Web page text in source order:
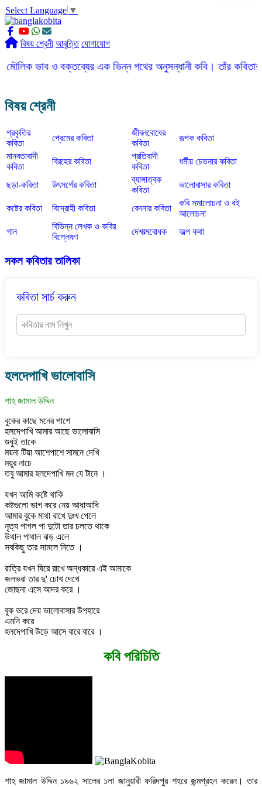
Select Language ▼
বিষয় শ্রেনী আবৃত্তি যোগাযোগ
ভাব ও বক্তব্যের এক ভিন্ন পথের অনুসন্ধানী কবি। তাঁর
বিষয় শ্রেনী
প্রকৃতির
কবিতা
প্রেমের কবিতা
জীবনবোধের
কবিতা
রূপক কবিতা
মানবতাবাদী
কবিতা
বিরহের কবিতা
প্রতিবাদী
কবিতা
ধর্মীয় চেতনার কবিতা
ছড়া-কবিতা উৎসর্গের কবিতা
ব্যাঙ্গাত্বক
কবিতা
ভালোবাসার কবিতা
কষ্টের কবিতা বিদ্রোহী কবিতা বেদনার কবিতা
কবি সমালোচনা ও বই
আলোচনা
গান
বিভিন্ন লেখক ও কবির
বিশ্লেষণ
দেশাত্মবোধক অল্প কথা
সকল কবিতার তালিকা
কবিতা সার্চ করুন
হলদেপাখি ভালোবাসি
শাহ জামাল উদ্দিন
বুকের কাছে মনের পাশে
হলদেপাখি আমার আছে ভালোবাসি
শুধুই তাকে
ময়না টিয়া আশেপাশে সামনে দেখি
ময়ূর নাচে
তবু আমার হলদেপাখি মন যে টানে ।
যখন আমি কষ্টে থাকি
কষ্টগুলো ভাগ করে নেয় আধাআধি
আমার বুকে মাথা রাখে দুঃখ পেলে
নৃত্য পাগল পা দুটো তার চলতে থাকে
উথাল পাথাল ঝড় এলে
সবকিছু তার সামলে নিতে ।
রাত্রি যখন ঘিরে রাখে অন্ধকারে এই আমাকে
জলভরা তার দু' চোখ দেখে
জোছনা এসে আদর করে ।
বুক ভরে দেয় ভালোবাসার উপহারে
এমনি করে
হলদেপাখি উড়ে আসে বারে বারে ।
কবি পরিচিতি
শাহ জামাল উদ্দিন ১৯৬২ সালের ১লা জানুয়ারী ফরিদপুর শহরে জন্মগ্রহন করেন। তার